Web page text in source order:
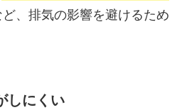
ど、排気の影響を避けるため
しにくい